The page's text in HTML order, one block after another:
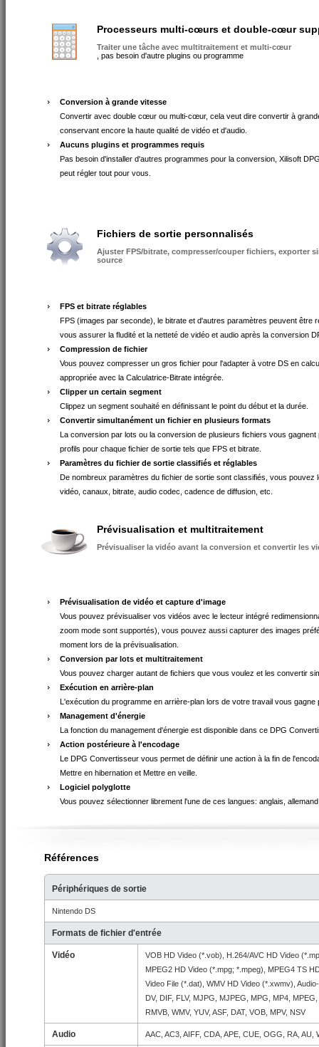
Processeurs multi-cœurs et double-cœur
Traiter une tâche avec multitraitement et multi-cœur
, pas besoin d'autre plugins ou programme
Conversion à grande vitesse
Convertir avec double cœur ou multi-cœur, cela veut dire convertir à
conservant encore la haute qualité de vidéo et d'audio.
Aucuns plugins et programmes requis
Pas besoin d'installer d'autres programmes pour la conversion, Xilisoft
peut régler tout pour vous.
Fichiers de sortie personnalisés
Ajuster FPS/bitrate, compresser/couper fichiers, exporter
source
FPS et bitrate réglables
FPS (images par seconde), le bitrate et d'autres paramètres peuvent être
vous assurer la fludité et la netteté de vidéo et audio après la conversion
Compression de fichier
Vous pouvez compresser un gros fichier pour l'adapter à votre DS en
appropriée avec la Calculatrice-Bitrate intégrée.
Clipper un certain segment
Clippez un segment souhaité en définissant le point du début et la durée.
Convertir simultanément un fichier en plusieurs formats
La conversion par lots ou la conversion de plusieurs fichiers vous
profils pour chaque fichier de sortie tels que FPS et bitrate.
Paramètres du fichier de sortie classifiés et réglables
De nombreux paramètres du fichier de sortie sont classifiés, vous pouvez
vidéo, canaux, bitrate, audio codec, cadence de diffusion, etc.
Prévisualisation et multitraitement
Prévisualiser la vidéo avant la conversion et convertir les
Prévisualisation de vidéo et capture d'image
Vous pouvez prévisualiser vos vidéos avec le lecteur intégré
zoom mode sont supportés), vous pouvez aussi capturer des images
moment lors de la prévisualisation.
Conversion par lots et multitraitement
Vous pouvez charger autant de fichiers que vous voulez et les convertir
Exécution en arrière-plan
L'exécution du programme en arrière-plan lors de votre travail vous gagne
Management d'énergie
La fonction du management d'énergie est disponible dans ce DPG
Action postérieure à l'encodage
Le DPG Convertisseur vous permet de définir une action à la fin de
Mettre en hibernation et Mettre en veille.
Logiciel polyglotte
Vous pouvez sélectionner librement l'une de ces langues: anglais,
Références
Périphériques de sortie
Nintendo DS
Formats de fichier d'entrée
Vidéo
VOB HD Video (*.vob), H.264/AVC HD Video
MPEG2 HD Video (*.mpg; *.mpeg), MPEG4 TS
Video File (*.dat), WMV HD Video (*.xwmv),
DV, DIF, FLV, MJPG, MJPEG, MPG, MP4,
RMVB, WMV, YUV, ASF, DAT, VOB, MPV, NSV
Audio AAC, AC3, AIFF, CDA, APE, CUE, OGG, RA, AU,